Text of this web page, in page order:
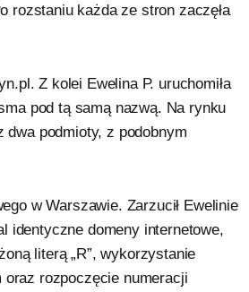
rozstaniu każda ze stron zaczęła
Z kolei Ewelina P. uruchomiła
pod tą samą nazwą. Na rynku
dwa podmioty, z podobnym
w Warszawie. Zarzucił Ewelinie
identyczne domeny internetowe,
literą „R”, wykorzystanie
oraz rozpoczęcie numeracji